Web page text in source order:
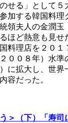
せる」として５
加する韓国料理
領夫人の金潤
ほど熱意も見せ
料理店を２０
００８年）水
に拡大し、世
容だった。
＞（下）「寿